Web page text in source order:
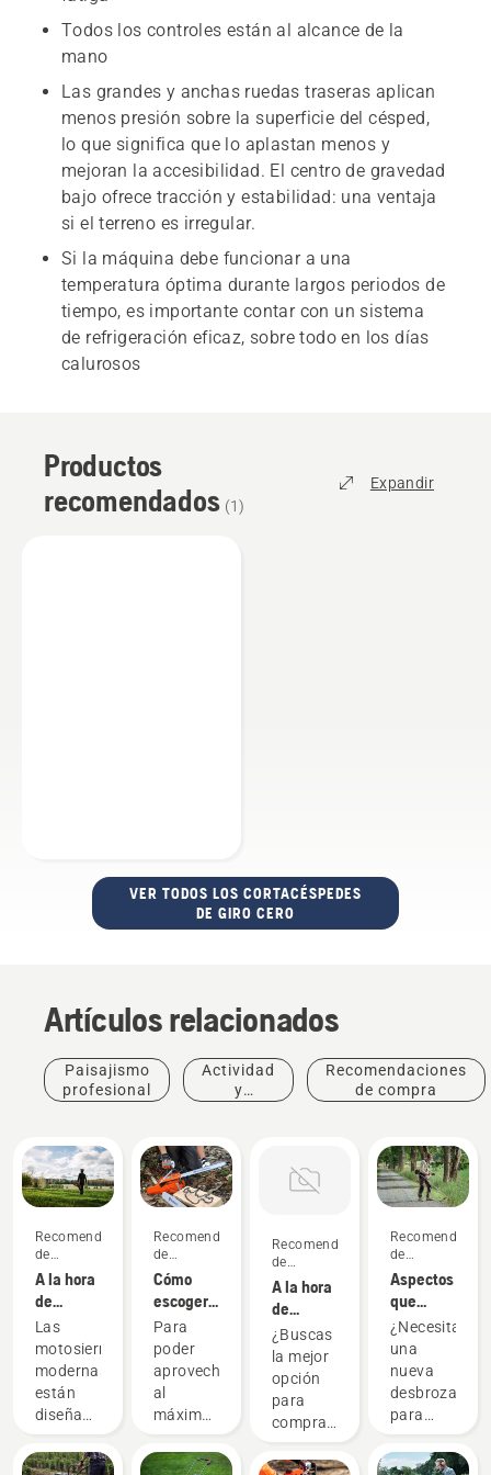
Todos los controles están al alcance de la
mano
Las grandes y anchas ruedas traseras aplican
menos presión sobre la superficie del césped,
lo que significa que lo aplastan menos y
mejoran la accesibilidad. El centro de gravedad
bajo ofrece tracción y estabilidad: una ventaja
si el terreno es irregular.
Si la máquina debe funcionar a una
temperatura óptima durante largos periodos de
tiempo, es importante contar con un sistema
de refrigeración eficaz, sobre todo en los días
calurosos
Productos
recomendados (1)
Expandir
VER TODOS LOS CORTACÉSPEDES
DE GIRO CERO
Artículos relacionados
Paisajismo
profesional
Actividad
y
Recomendaciones
de compra
Recomendaciones
de
compra
A la hora
de
comprar
una
motosierra,
hay que
tener en
estas
Las
motosierras
modernas
están
diseñadas
adaptarse
Recomendaciones
de
compra
Cómo
escoger
la
espada
correcta
para tu
motosierra:
consejos
Para
poder
aprovechar
al
máximo
motosierra
Recomendaciones
de
compra
A la hora
de
comprar
un
tractor,
hay que
tener en
estas
¿Buscas
la mejor
opción
para
comprar
tractor
de
compra
Aspectos
que
debes
tener en
cuenta al
adquirir
una
¿Necesitas
una
nueva
desbrozadora
para
una